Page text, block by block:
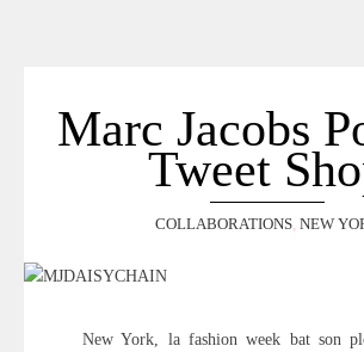
LOOKBOOK
RECHERCHE
Marc Jacobs
Tweet
COLLABORATIONS, NEW
New York, la fashion week bat son